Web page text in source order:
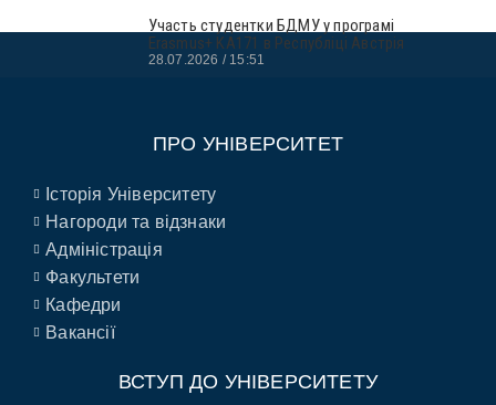
Участь студентки БДМУ у програмі
Erasmus+ KA171 в Республіці Австрія
28.07.2026 15:51
ПРО УНІВЕРСИТЕТ
Історія Університету
Нагороди та відзнаки
Адміністрація
Факультети
Кафедри
Вакансії
ВСТУП ДО УНІВЕРСИТЕТУ